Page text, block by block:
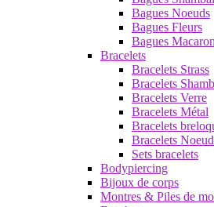
Bagues Noeuds
Bagues Fleurs
Bagues
Bracelets
Bracelets Strass
Bracelets
Bracelets Verre
Bracelets Métal
Bracelets
Bracelets
Sets bracelets
Bodypiercing
Bijoux de corps
Montres & Piles de